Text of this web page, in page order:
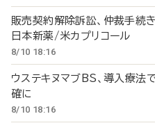
販売契約解除訴訟、仲裁手続
日本新薬/米カプリコール
8/10 18:16
ウステキヌマブBS、導入療
確に
8/10 18:16